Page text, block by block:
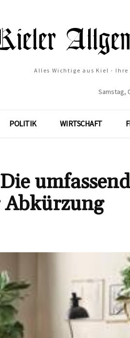
Alles Wichtige aus Kiel -
Samstag,
POLITIK WIRTSCHAFT